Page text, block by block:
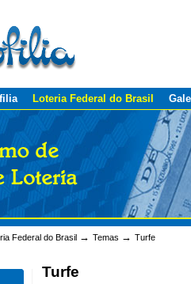
Loteria Federal do Brasil
Federal do Brasil → Temas → Turfe
Turfe